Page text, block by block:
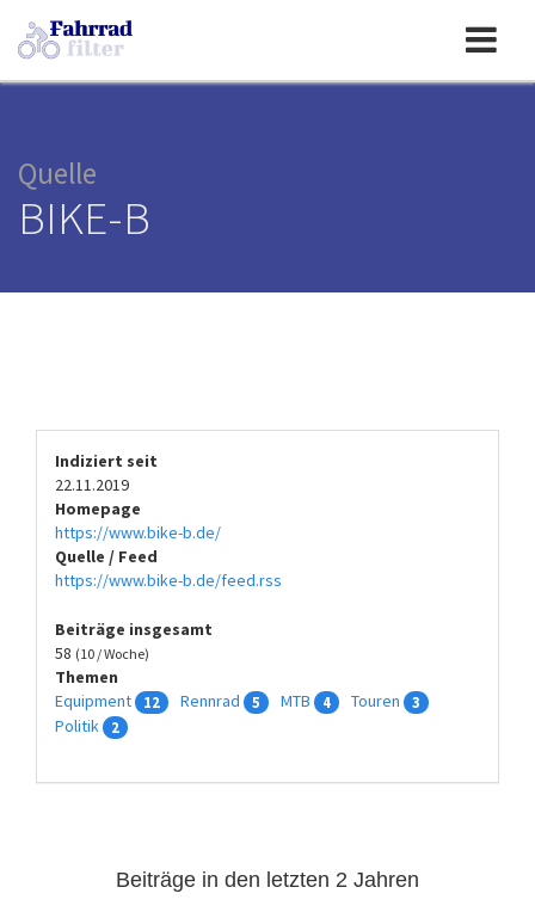
Toggle
navigation
Quelle
BIKE-B
Indiziert seit
22.11.2019
Homepage
https://www.bike-b.de/
Quelle / Feed
https://www.bike-b.de/feed.rss
Beiträge insgesamt
58 (10 / Woche)
Themen
Equipment
12 Rennrad 5 MTB 4 Touren 3
Politik 2
Beiträge in den letzten 2 Jahren